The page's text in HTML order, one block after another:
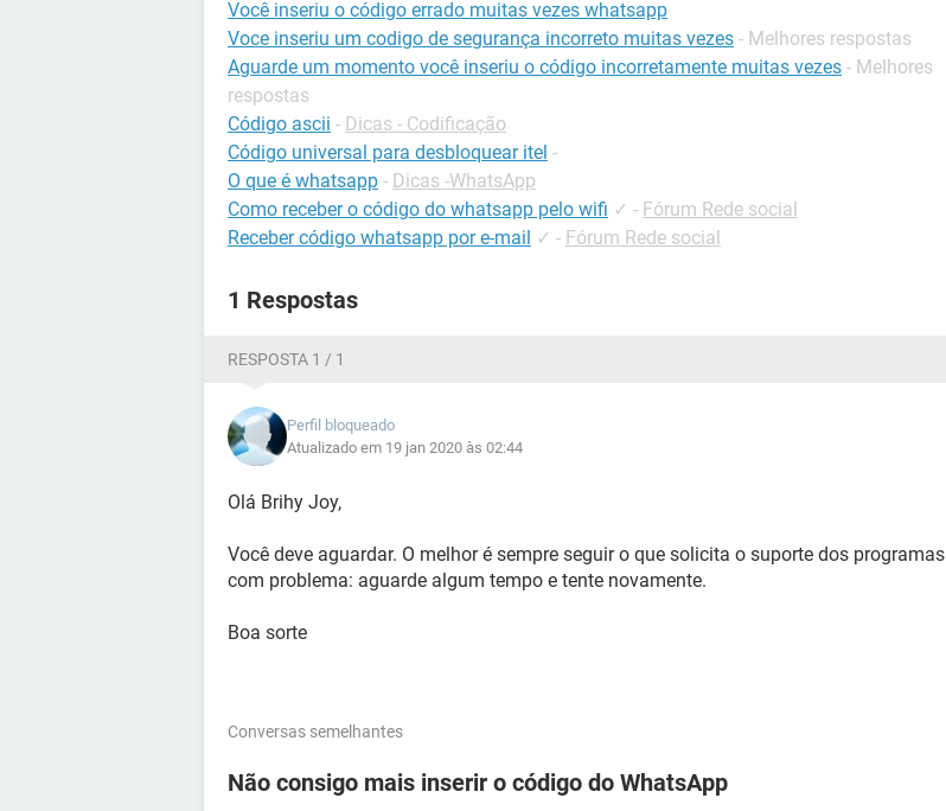
Você inseriu o código errado muitas vezes whatsapp
Voce inseriu um codigo de segurança incorreto muitas vezes - Melhores respostas
Aguarde um momento você inseriu o código incorretamente muitas vezes - Melhores
respostas
Código ascii - Dicas - Codificação
Código universal para desbloquear itel -
O que é whatsapp - Dicas -WhatsApp
Como receber o código do whatsapp pelo wifi ✓ - Fórum Rede social
Receber código whatsapp por e-mail ✓ - Fórum Rede social
1 Respostas
RESPOSTA 1 / 1
Perfil bloqueado
Atualizado em 19 jan 2020 às 02:44
Olá Brihy Joy,
Você deve aguardar. O melhor é sempre seguir o que solicita o suporte dos programas
com problema: aguarde algum tempo e tente novamente.
Boa sorte
Conversas semelhantes
Não consigo mais inserir o código do WhatsApp